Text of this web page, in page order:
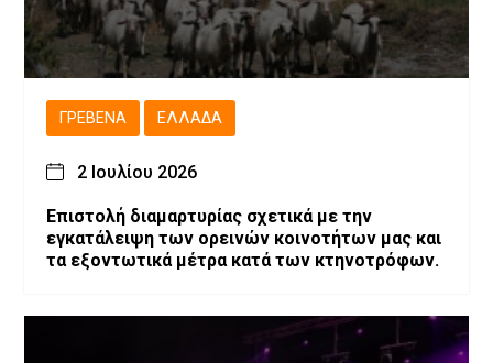
ΓΡΕΒΕΝΆ ΕΛΛΆΔΑ
2 Ιουλίου 2026
Επιστολή διαμαρτυρίας σχετικά με την
εγκατάλειψη των ορεινών κοινοτήτων μας και
τα εξοντωτικά μέτρα κατά των κτηνοτρόφων.